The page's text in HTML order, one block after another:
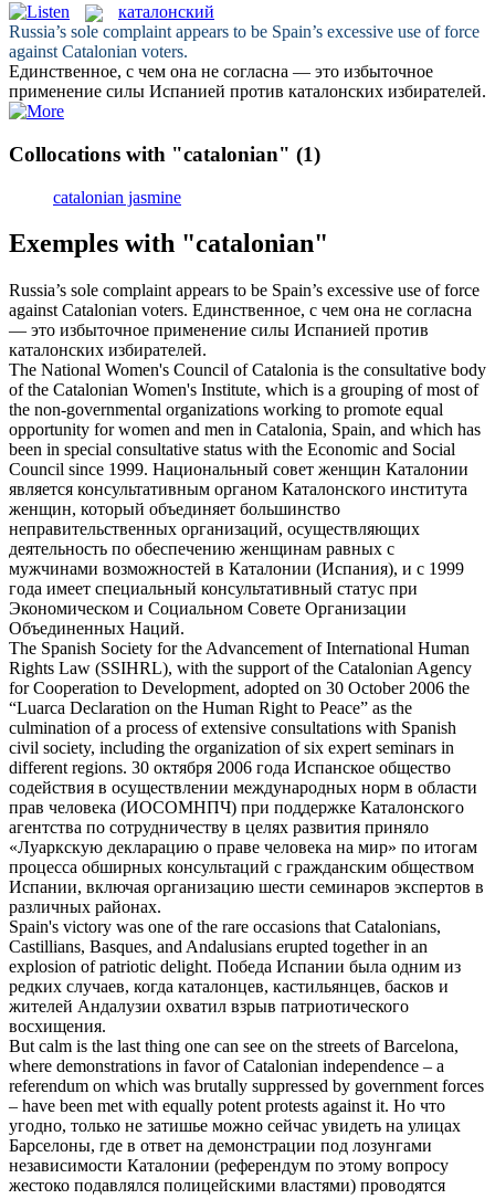
каталонский
Russia’s sole complaint appears to be Spain’s excessive use of force
against Catalonian voters.
Единственное, с чем она не согласна — это избыточное
применение силы Испанией против каталонских избирателей.
Collocations with "catalonian" (1)
catalonian jasmine
Exemples with "catalonian"
Russia’s sole complaint appears to be Spain’s excessive use of force
against Catalonian voters. Единственное, с чем она не согласна
— это избыточное применение силы Испанией против
каталонских избирателей.
The National Women's Council of Catalonia is the consultative body
of the Catalonian Women's Institute, which is a grouping of most of
the non-governmental organizations working to promote equal
opportunity for women and men in Catalonia, Spain, and which has
been in special consultative status with the Economic and Social
Council since 1999. Национальный совет женщин Каталонии
является консультативным органом Каталонского института
женщин, который объединяет большинство
неправительственных организаций, осуществляющих
деятельность по обеспечению женщинам равных с
мужчинами возможностей в Каталонии (Испания), и с 1999
года имеет специальный консультативный статус при
Экономическом и Социальном Совете Организации
Объединенных Наций.
The Spanish Society for the Advancement of International Human
Rights Law (SSIHRL), with the support of the Catalonian Agency
for Cooperation to Development, adopted on 30 October 2006 the
“Luarca Declaration on the Human Right to Peace” as the
culmination of a process of extensive consultations with Spanish
civil society, including the organization of six expert seminars in
different regions. 30 октября 2006 года Испанское общество
содействия в осуществлении международных норм в области
прав человека (ИОСОМНПЧ) при поддержке Каталонского
агентства по сотрудничеству в целях развития приняло
«Луаркскую декларацию о праве человека на мир» по итогам
процесса обширных консультаций с гражданским обществом
Испании, включая организацию шести семинаров экспертов в
различных районах.
Spain's victory was one of the rare occasions that Catalonians,
Castillians, Basques, and Andalusians erupted together in an
explosion of patriotic delight. Победа Испании была одним из
редких случаев, когда каталонцев, кастильянцев, басков и
жителей Андалузии охватил взрыв патриотического
восхищения.
But calm is the last thing one can see on the streets of Barcelona,
where demonstrations in favor ofCatalonian independence – a
referendum on which was brutally suppressed by government forces
– have been met with equally potent protests against it. Но что
угодно, только не затишье можно сейчас увидеть на улицах
Барселоны, где в ответ на демонстрации под лозунгами
независимости Каталонии (референдум по этому вопросу
жестоко подавлялся полицейскими властями) проводятся